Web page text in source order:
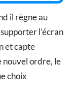
il règne au
l’écran
et capte
nouvel ordre, le
choix